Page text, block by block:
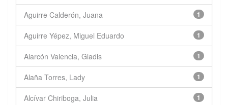
1
Aguirre Calderón, Juana
1
Aguirre Yépez, Miguel Eduardo
1
Alarcón Valencia, Gladis
1
Alaña Torres, Lady
1
Alcívar Chiriboga, Julia